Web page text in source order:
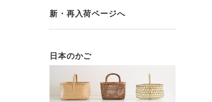
新・再入荷ページへ
日本のかご